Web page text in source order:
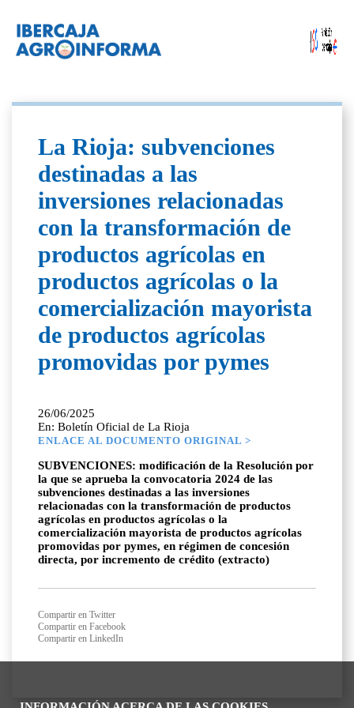
La Rioja: subvenciones
destinadas a las
inversiones relacionadas
con la transformación de
productos agrícolas en
productos agrícolas o la
comercialización mayorista
de productos agrícolas
promovidas por pymes
26/06/2025
En: Boletín Oficial de La Rioja
ENLACE AL DOCUMENTO ORIGINAL >
SUBVENCIONES: modificación de la Resolución por
la que se aprueba la convocatoria 2024 de las
subvenciones destinadas a las inversiones
relacionadas con la transformación de productos
agrícolas en productos agrícolas o la
comercialización mayorista de productos agrícolas
promovidas por pymes, en régimen de concesión
directa, por incremento de crédito (extracto)
Compartir en Twitter
Compartir en Facebook
Compartir en LinkedIn